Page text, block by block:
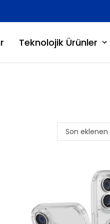
Teknolojik Ürünler
Son eklenen